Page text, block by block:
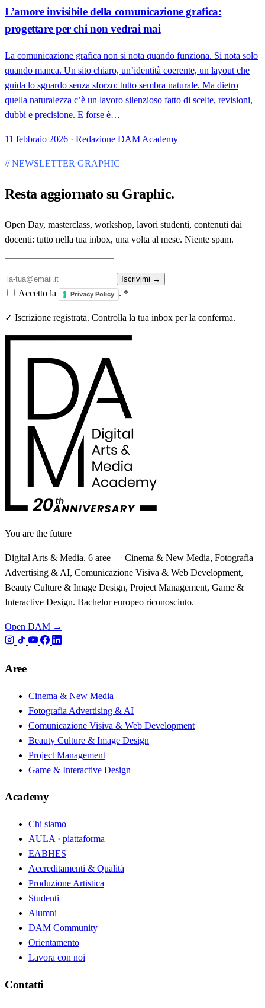
L’amore invisibile della comunicazione grafica:
progettare per chi non vedrai mai
La comunicazione grafica non si nota quando funziona. Si nota solo
quando manca. Un sito chiaro, un’identità coerente, un layout che
guida lo sguardo senza sforzo: tutto sembra naturale. Ma dietro
quella naturalezza c’è un lavoro silenzioso fatto di scelte, revisioni,
dubbi e precisione. E forse è…
11 febbraio 2026 · Redazione DAM Academy
// NEWSLETTER GRAPHIC
Resta aggiornato su Graphic.
Open Day, masterclass, workshop, lavori studenti, contenuti dai
docenti: tutto nella tua inbox, una volta al mese. Niente spam.
Iscrivimi →
Accetto la Privacy Policy . *
✓ Iscrizione registrata. Controlla la tua inbox per la conferma.
You are the future
Digital Arts & Media. 6 aree — Cinema & New Media, Fotografia
Advertising & AI, Comunicazione Visiva & Web Development,
Beauty Culture & Image Design, Project Management, Game &
Interactive Design. Bachelor europeo riconosciuto.
Open DAM →
Aree
Cinema & New Media
Fotografia Advertising & AI
Comunicazione Visiva & Web Development
Beauty Culture & Image Design
Project Management
Game & Interactive Design
Academy
Chi siamo
AULA · piattaforma
EABHES
Accreditamenti & Qualità
Produzione Artistica
Studenti
Alumni
DAM Community
Orientamento
Lavora con noi
Contatti